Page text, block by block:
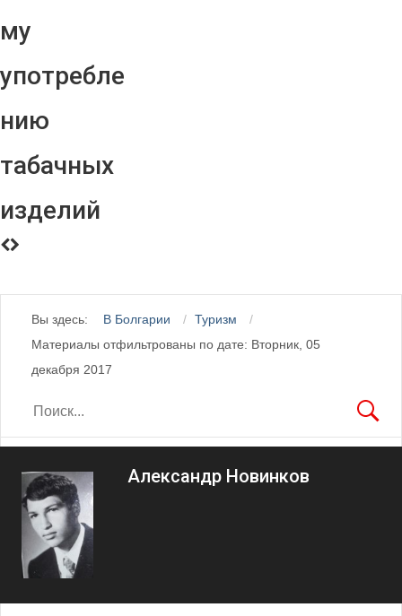
му
употребле
нию
табачных
изделий
Вы здесь: В Болгарии
Туризм
Материалы отфильтрованы по дате: Вторник, 05
декабря 2017
Александр Новинков